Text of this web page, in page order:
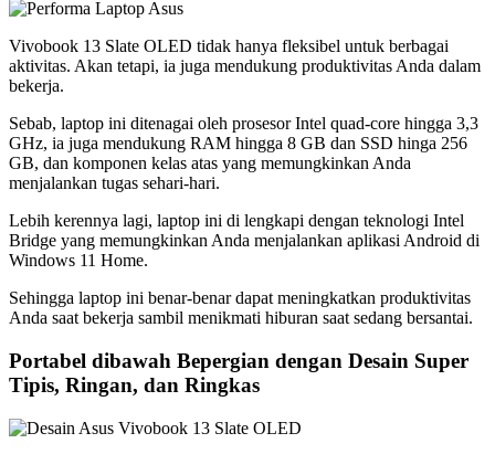
Vivobook 13 Slate OLED tidak hanya fleksibel untuk berbagai
aktivitas. Akan tetapi, ia juga mendukung produktivitas Anda dalam
bekerja.
Sebab, laptop ini ditenagai oleh prosesor Intel quad-core hingga 3,3
GHz, ia juga mendukung RAM hingga 8 GB dan SSD hinga 256
GB, dan komponen kelas atas yang memungkinkan Anda
menjalankan tugas sehari-hari.
Lebih kerennya lagi, laptop ini di lengkapi dengan teknologi Intel
Bridge yang memungkinkan Anda menjalankan aplikasi Android di
Windows 11 Home.
Sehingga laptop ini benar-benar dapat meningkatkan produktivitas
Anda saat bekerja sambil menikmati hiburan saat sedang bersantai.
Portabel dibawah Bepergian dengan Desain Super
Tipis, Ringan, dan Ringkas